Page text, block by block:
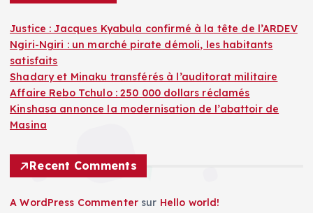
Justice : Jacques Kyabula confirmé à la tête de l’ARDEV
Ngiri-Ngiri : un marché pirate démoli, les habitants
satisfaits
Shadary et Minaku transférés à l’auditorat militaire
Affaire Rebo Tchulo : 250 000 dollars réclamés
Kinshasa annonce la modernisation de l’abattoir de
Masina
Recent Comments
A WordPress Commenter sur Hello world!